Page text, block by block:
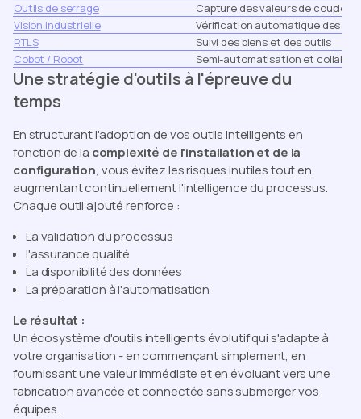
Outils de serrage
Capture des valeurs de couple
Vision industrielle
Vérification automatique des
RTLS
Suivi des biens et des outils
Cobot / Robot
Semi-automatisation et
Une stratégie d'outils à l'épreuve du
temps
En structurant l'adoption de vos outils intelligents en
fonction de la complexité de l'installation et de la
configuration, vous évitez les risques inutiles tout en
augmentant continuellement l'intelligence du processus.
Chaque outil ajouté renforce :
La validation du processus
l'assurance qualité
La disponibilité des données
La préparation à l'automatisation
Le résultat :
Un écosystème d'outils intelligents évolutif qui s'adapte à
votre organisation - en commençant simplement, en
fournissant une valeur immédiate et en évoluant vers une
fabrication avancée et connectée sans submerger vos
équipes.